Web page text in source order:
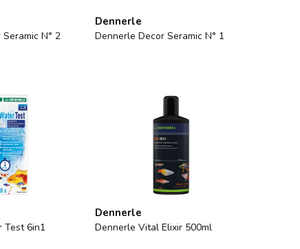
N° 2
Dennerle
Dennerle Decor Seramic N° 1
Test 6in1
Dennerle
Dennerle Vital Elixir 500ml